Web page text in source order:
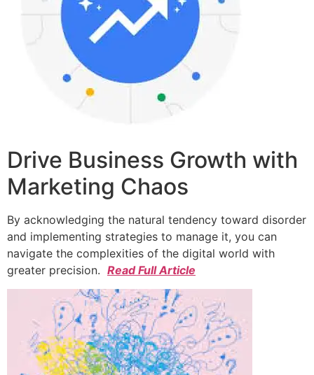
Drive Business Growth with
Marketing Chaos
By acknowledging the natural tendency toward disorder
and implementing strategies to manage it, you can
navigate the complexities of the digital world with
greater precision. Read Full Article